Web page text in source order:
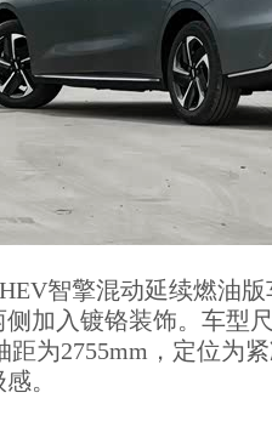
智擎混动延续燃油
加入镀铬装饰。车型
距为2755mm，定位为
。